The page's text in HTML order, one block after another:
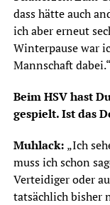
dass hätte auch
ich aber erneut
Winterpause war
Mannschaft dabei.“
Beim HSV hast
gespielt. Ist das
Muhlack: „Ich
muss ich schon
Verteidiger oder
tatsächlich bisher